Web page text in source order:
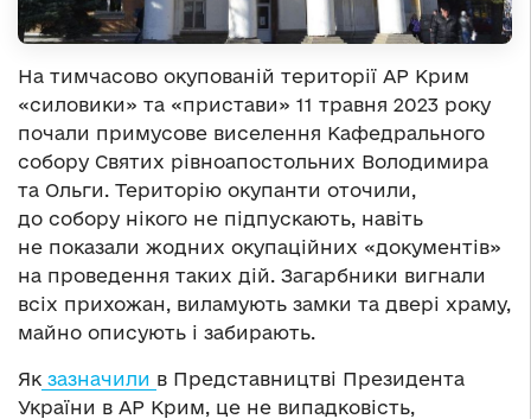
На тимчасово окупованій території АР Крим
«силовики» та «пристави» 11 травня 2023 року
почали примусове виселення Кафедрального
собору Святих рівноапостольних Володимира
та Ольги. Територію окупанти оточили,
до собору нікого не підпускають, навіть
не показали жодних окупаційних «документів»
на проведення таких дій. Загарбники вигнали
всіх прихожан, виламують замки та двері храму,
майно описують і забирають.
Як зазначили в Представництві Президента
України в АР Крим, це не випадковість,